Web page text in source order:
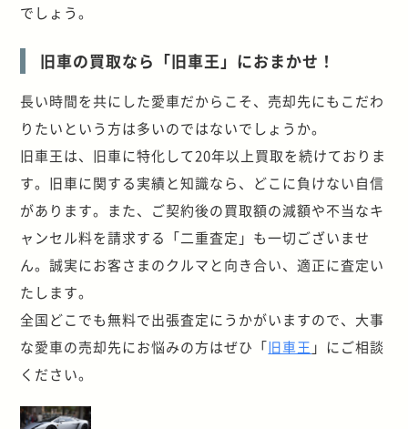
でしょう。
旧車の買取なら「旧車王」におまかせ！
長い時間を共にした愛車だからこそ、売却先にもこだわ
りたいという方は多いのではないでしょうか。
旧車王は、旧車に特化して20年以上買取を続けておりま
す。旧車に関する実績と知識なら、どこに負けない自信
があります。また、ご契約後の買取額の減額や不当なキ
ャンセル料を請求する「二重査定」も一切ございませ
ん。誠実にお客さまのクルマと向き合い、適正に査定い
たします。
全国どこでも無料で出張査定にうかがいますので、大事
な愛車の売却先にお悩みの方はぜひ「旧車王 」にご相談
ください。